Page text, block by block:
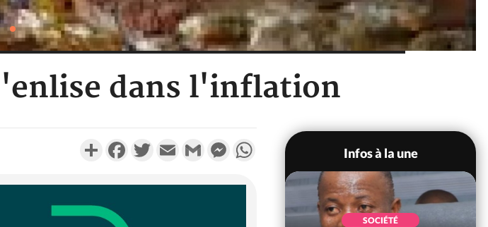
dans l'inflation
PartagerFacebookTwitterEmail Gmail MessengerWhatsApp
Infos à la une
SOCIÉTÉ